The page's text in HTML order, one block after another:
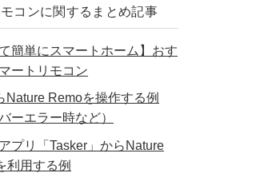
コンに関するまとめ記事
て簡単にスマートホーム】おす
ートリモコン
Nature Remoを操作する例
ーエラー時など）
プリ「Tasker」からNature
利用する例